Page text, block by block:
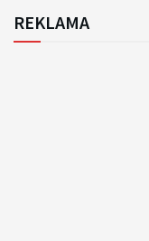
REKLAMA